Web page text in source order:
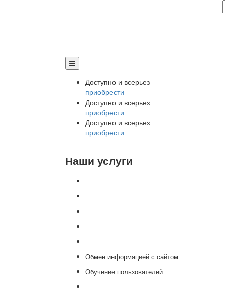
Доступно и всерьез
приобрести
Доступно и всерьез
приобрести
Доступно и всерьез
приобрести
Наши услуги
Обмен информацией с сайтом
Обучение пользователей